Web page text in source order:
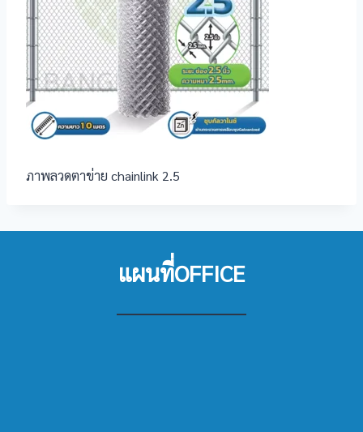
ภาพลวดตาข่าย chainlink 2.5
แผนที่OFFICE